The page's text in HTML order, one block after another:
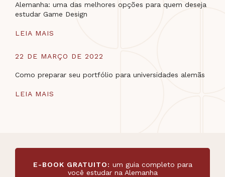
Alemanha: uma das melhores opções para quem deseja
estudar Game Design
LEIA MAIS
22 DE MARÇO DE 2022
Como preparar seu portfólio para universidades alemãs
LEIA MAIS
E-BOOK GRATUITO: um guia completo para
você estudar na Alemanha